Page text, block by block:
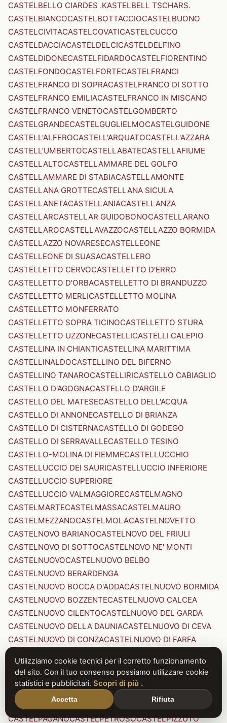
CASTELBELLO CIARDES .KASTELBELL TSCHARS.
CASTELBIANCOCASTELBOTTACCIOCASTELBUONO
CASTELCIVITACASTELCOVATICASTELCUCCO
CASTELDACCIACASTELDELCICASTELDELFINO
CASTELDIDONECASTELFIDARDOCASTELFIORENTINO
CASTELFONDOCASTELFORTECASTELFRANCI
CASTELFRANCO DI SOPRACASTELFRANCO DI SOTTO
CASTELFRANCO EMILIACASTELFRANCO IN MISCANO
CASTELFRANCO VENETOCASTELGOMBERTO
CASTELGRANDECASTELGUGLIELMOCASTELGUIDONE
CASTELL'ALFEROCASTELL'ARQUATOCASTELL'AZZARA
CASTELL'UMBERTOCASTELLABATECASTELLAFIUME
CASTELLALTOCASTELLAMMARE DEL GOLFO
CASTELLAMMARE DI STABIACASTELLAMONTE
CASTELLANA GROTTECASTELLANA SICULA
CASTELLANETACASTELLANIACASTELLANZA
CASTELLARCASTELLAR GUIDOBONOCASTELLARANO
CASTELLAROCASTELLAVAZZOCASTELLAZZO BORMIDA
CASTELLAZZO NOVARESECASTELLEONE
CASTELLEONE DI SUASACASTELLERO
CASTELLETTO CERVOCASTELLETTO D'ERRO
CASTELLETTO D'ORBACASTELLETTO DI BRANDUZZO
CASTELLETTO MERLICASTELLETTO MOLINA
CASTELLETTO MONFERRATO
CASTELLETTO SOPRA TICINOCASTELLETTO STURA
CASTELLETTO UZZONECASTELLICASTELLI CALEPIO
CASTELLINA IN CHIANTICASTELLINA MARITTIMA
CASTELLINALDOCASTELLINO DEL BIFERNO
CASTELLINO TANAROCASTELLIRICASTELLO CABIAGLIO
CASTELLO D'AGOGNACASTELLO D'ARGILE
CASTELLO DEL MATESECASTELLO DELL'ACQUA
CASTELLO DI ANNONECASTELLO DI BRIANZA
CASTELLO DI CISTERNACASTELLO DI GODEGO
CASTELLO DI SERRAVALLECASTELLO TESINO
CASTELLO-MOLINA DI FIEMMECASTELLUCCHIO
CASTELLUCCIO DEI SAURICASTELLUCCIO INFERIORE
CASTELLUCCIO SUPERIORE
CASTELLUCCIO VALMAGGIORECASTELMAGNO
CASTELMARTECASTELMASSACASTELMAURO
CASTELMEZZANOCASTELMOLACASTELNOVETTO
CASTELNOVO BARIANOCASTELNOVO DEL FRIULI
CASTELNOVO DI SOTTOCASTELNOVO NE' MONTI
CASTELNUOVOCASTELNUOVO BELBO
CASTELNUOVO BERARDENGA
CASTELNUOVO BOCCA D'ADDACASTELNUOVO BORMIDA
CASTELNUOVO BOZZENTECASTELNUOVO CALCEA
CASTELNUOVO CILENTOCASTELNUOVO DEL GARDA
CASTELNUOVO DELLA DAUNIACASTELNUOVO DI CEVA
CASTELNUOVO DI CONZACASTELNUOVO DI FARFA
CASTELNUOVO DI PORTO CASTELNUOVO DON BOSCO
CASTELNUOVO MAGRACASTELNUOVO NIGRA
CASTELNUOVO PARANOCASTELNUOVO RANGONE
CASTELNUOVO SCRIVIA
CASTELNUOVO VAL DI CECINA
CASTELPAGANOCASTELPETROSOCASTELPIZZUTO
Utilizziamo cookie tecnici per il corretto funzionamento
del sito. Con il tuo consenso possiamo utilizzare cookie
statistici e pubblicitari. Scopri di più .
Accetta Rifiuta